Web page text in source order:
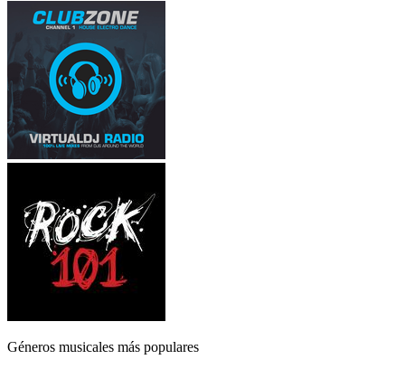
Géneros musicales más populares